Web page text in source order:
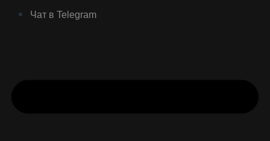
Чат в Telegram